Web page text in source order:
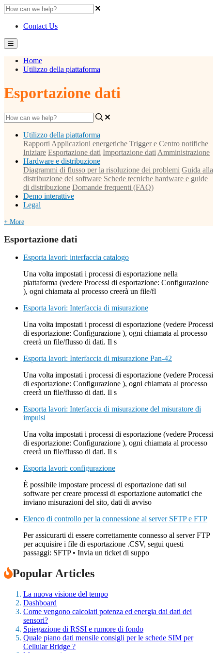
Contact Us
Home
Utilizzo della piattaforma
Esportazione dati
Utilizzo della piattaforma
Rapporti Applicazioni energetiche Trigger e Centro notifiche
Iniziare Esportazione dati Importazione dati Amministrazione
Hardware e distribuzione
Diagrammi di flusso per la risoluzione dei problemi Guida alla
distribuzione del software Schede tecniche hardware e guide
di distribuzione Domande frequenti (FAQ)
Demo interattive
Legal
+ More
Esportazione dati
Esporta lavori: interfaccia catalogo
Una volta impostati i processi di esportazione nella
piattaforma (vedere Processi di esportazione: Configurazione
), ogni chiamata al processo creerà un file/fl
Esporta lavori: Interfaccia di misurazione
Una volta impostati i processi di esportazione (vedere Processi
di esportazione: Configurazione ), ogni chiamata al processo
creerà un file/flusso di dati. Il s
Esporta lavori: Interfaccia di misurazione Pan-42
Una volta impostati i processi di esportazione (vedere Processi
di esportazione: Configurazione ), ogni chiamata al processo
creerà un file/flusso di dati. Il s
Esporta lavori: Interfaccia di misurazione del misuratore di
impulsi
Una volta impostati i processi di esportazione (vedere Processi
di esportazione: Configurazione ), ogni chiamata al processo
creerà un file/flusso di dati. Il s
Esporta lavori: configurazione
È possibile impostare processi di esportazione dati sul
software per creare processi di esportazione automatici che
inviano misurazioni del sito, dati di avviso
Elenco di controllo per la connessione al server SFTP e FTP
Per assicurarti di essere correttamente connesso al server FTP
per acquisire i file di esportazione .CSV, segui questi
passaggi: SFTP • Invia un ticket di suppo
Popular Articles
La nuova visione del tempo
Dashboard
Come vengono calcolati potenza ed energia dai dati dei
sensori?
Spiegazione di RSSI e rumore di fondo
Quale piano dati mensile consigli per le schede SIM per
Cellular Bridge ?